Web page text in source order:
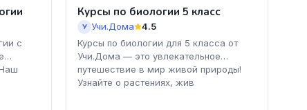
с
Курсы по биологии 5 класс
У Учи.Дома
4.5
Курсы по биологии для 5 класса от
Учи.Дома — это увлекательное
путешествие в мир живой природы!
Узнайте о растениях, жив